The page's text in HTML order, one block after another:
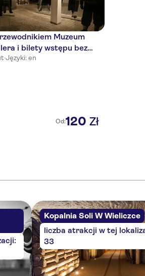
Muzeum
i bilety wstępu bez
·Języki: en
Od:120 Zł
Kopalnia Soli W Wieliczce
liczba atrakcji w tej
33